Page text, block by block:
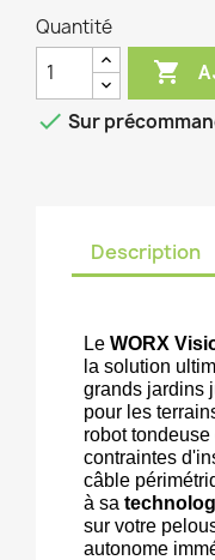
Quantité

 Sur
Description
Le WORX
la solution
grands jardins
pour les
robot
contraintes
câble
à sa
sur votre
autonome